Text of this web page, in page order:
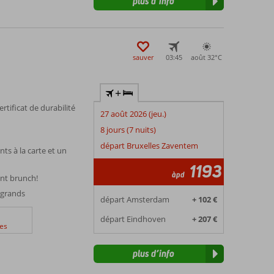
sauver 03:45 août 32°C
de durabilité
à la carte et un
brunch!
+
27 août 2026 (jeu.)
8 jours (7 nuits)
départ Bruxelles Zaventem
àpd 1193
départ Amsterdam
+ 102 €
départ Eindhoven
+ 207 €
plus d’info